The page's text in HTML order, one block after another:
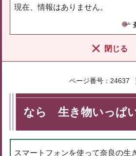
現在、情報はありません。
閉じる
ページ番号：24637
なら 生き物いっぱ
スマートフォンを使って奈良の生